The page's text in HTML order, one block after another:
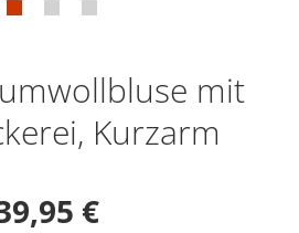
mit
Kurzarm
€